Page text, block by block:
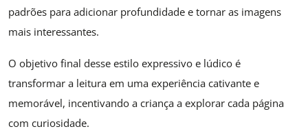
padrões para adicionar profundidade e tornar as imagens
mais interessantes.
O objetivo final desse estilo expressivo e lúdico é
transformar a leitura em uma experiência cativante e
memorável, incentivando a criança a explorar cada página
com curiosidade.